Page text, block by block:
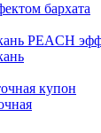
бархата
PEACH
купон